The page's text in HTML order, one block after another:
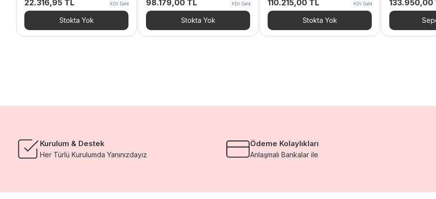
22.316,95 TL KDV Dahil
Stokta Yok
98.179,00 TL KDV Dahil
Stokta Yok
110.215,00 TL KDV Dahil
Stokta Yok
133.950,00
Kurulum & Destek
Her Türlü Kurulumda Yanınızdayız
Ödeme Kolaylıkları
Anlaşmalı Bankalar ile